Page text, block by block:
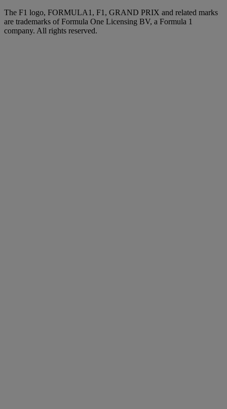
The F1 logo, FORMULA1, F1, GRAND PRIX and related marks
are trademarks of Formula One Licensing BV, a Formula 1
company. All rights reserved.